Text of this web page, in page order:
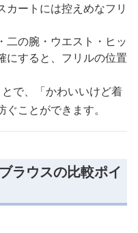
カートには控えめなフリ
二の腕・ウエスト・ヒッ
にすると、フリルの位置
で、「かわいいけど着
ことができます。
ラウスの比較ポイ